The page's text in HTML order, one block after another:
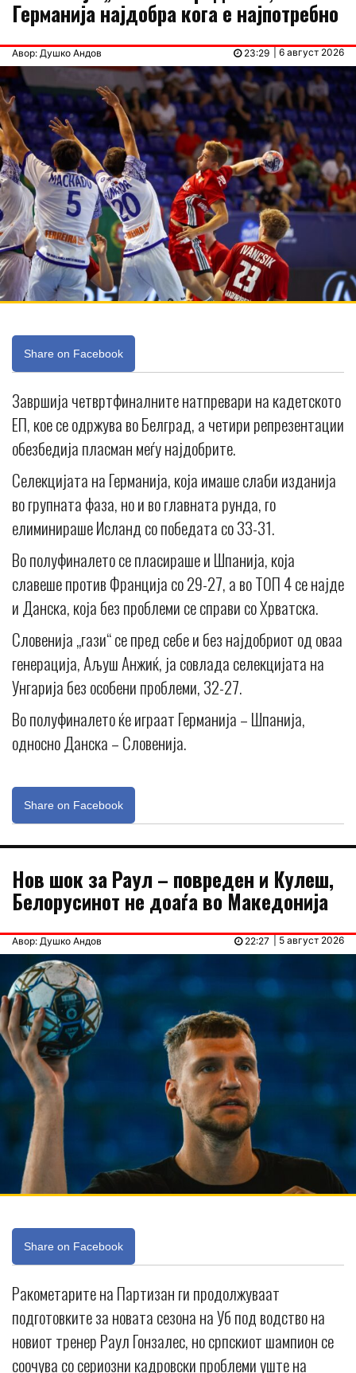
Германија најдобра кога е најпотребно
Авор: Душко Андов | 6 август 2026
23:29
Share on Facebook
Завршија четвртфиналните натпревари на кадетското
ЕП, кое се одржува во Белград, а четири репрезентации
обезбедија пласман меѓу најдобрите.
Селекцијата на Германија, која имаше слаби изданија
во групната фаза, но и во главната рунда, го
елиминираше Исланд со победата со 33-31.
Во полуфиналето се пласираше и Шпанија, која
славеше против Франција со 29-27, а во ТОП 4 се најде
и Данска, која без проблеми се справи со Хрватска.
Словенија „гази“ се пред себе и без најдобриот од оваа
генерација, Аљуш Анжиќ, ја совлада селекцијата на
Унгарија без особени проблеми, 32-27.
Во полуфиналето ќе играат Германија – Шпанија,
односно Данска – Словенија.
Share on Facebook
Нов шок за Раул – повреден и Кулеш,
Белорусинот не доаѓа во Македонија
Авор: Душко Андов | 5 август 2026
22:27
Share on Facebook
Ракометарите на Партизан ги продолжуваат
подготовките за новата сезона на Уб под водство на
новиот тренер Раул Гонзалес, но српскиот шампион се
соочува со сериозни кадровски проблеми уште на